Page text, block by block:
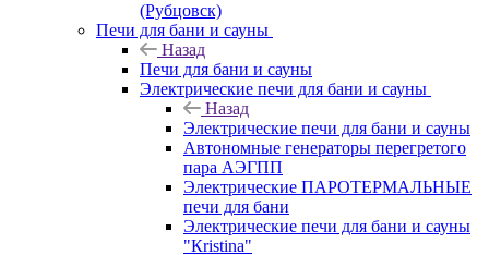
(Рубцовск)
Печи для бани и сауны
Назад
Печи для бани и сауны
Электрические печи для бани и сауны
Назад
Электрические печи для бани и сауны
Автономные генераторы перегретого
пара АЭГПП
Электрические ПАРОТЕРМАЛЬНЫЕ
печи для бани
Электрические печи для бани и сауны
"Кristina"